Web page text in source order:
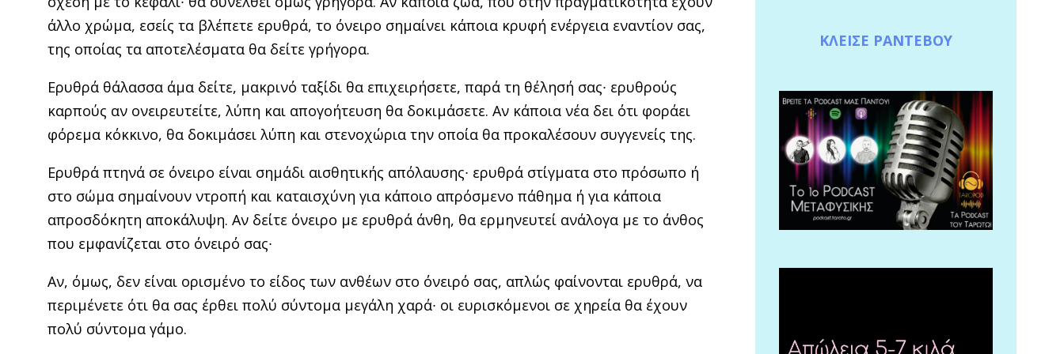
άλλο χρώμα, εσείς τα βλέ­πετε ερυθρά, το όνειρο σημαίνει κάποια κρυφή ενέργεια εναντίον σας,
της οποίας τα αποτελέ­σματα θα δείτε γρήγορα.
Ερυθρά θάλασσα άμα δείτε, μακρινό ταξίδι θα επιχειρήσετε, παρά τη θέ­λησή σας∙ ερυθρούς
καρπούς αν ονειρευτείτε, λύπη και απογοήτευση θα δοκιμάσετε. Αν κάποια νέα δει ότι φοράει
φόρεμα κόκκινο, θα δοκιμά­σει λύπη και στενοχώρια την οποία θα προκαλέ­σουν συγγενείς της.
Ερυθρά πτηνά σε όνειρο είναι σημάδι αισθητικής απόλαυσης∙ ερυθρά στίγματα στο πρόσωπο ή
στο σώμα σημαίνουν ντροπή και καταισχύνη για κάποιο απρόσμενο πάθημα ή για κάποια
απροσδόκητη αποκάλυψη. Αν δείτε όνειρο με ερυθρά άνθη, θα ερμηνευτεί ανάλογα με το άνθος
που εμφανίζεται στο όνειρό σας∙
Αν, όμως, δεν είναι ορισμένο το είδος των ανθέων στο όνειρό σας, απλώς φαίνονται ερυθρά, να
περιμένετε ότι θα σας έρθει πολύ σύντομα μεγάλη χαρά∙ οι ευ­ρισκόμενοι σε χηρεία θα έχουν
πολύ σύντομα γάμο.
ΚΛΕΙΣΕ ΡΑΝΤΕΒΟΥ